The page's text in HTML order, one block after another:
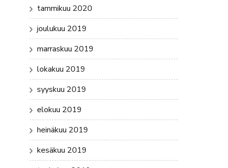
tammikuu 2020
joulukuu 2019
marraskuu 2019
lokakuu 2019
syyskuu 2019
elokuu 2019
heinäkuu 2019
kesäkuu 2019